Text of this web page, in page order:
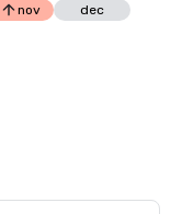
nov dec